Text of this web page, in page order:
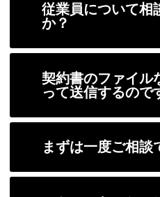
従業員について相
か？
契約書のファイル
って送信するので
まずは一度ご相談